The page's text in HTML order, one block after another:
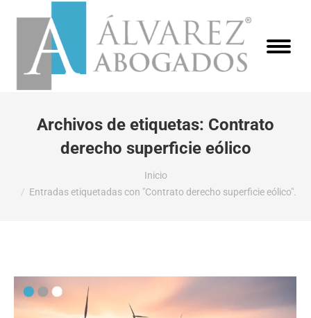
Archivos de etiquetas: Contrato
derecho superficie eólico
Inicio
Entradas etiquetadas con "Contrato derecho superficie eólico".